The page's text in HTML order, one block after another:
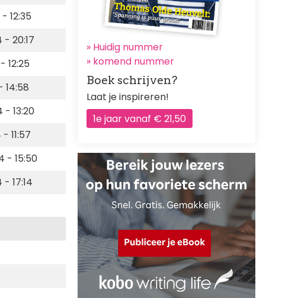
12:35
- 20:17
12:25
14:58
- 13:20
11:57
- 15:50
17:14
» Huidig nummer
» komend nummer
Boek schrijven?
Laat je inspireren!
1e jaar vanaf € 21,50